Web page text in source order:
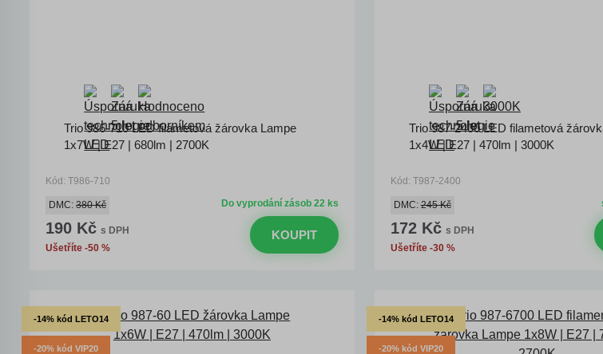
Trio 986-710 LED filametová žárovka Lampe
1x7W | E27 | 680lm | 2700K
Kód: T986-710
Do vyprodání zásob 22 ks
DMC: 380 Kč
190 Kč s DPH
Ušetříte -50 %
KOUPIT
Trio 987-2400 LED filametová
1x4W | E27 | 470lm | 3000K
Kód: T987-2400
DMC:245 Kč
172 Kč s DPH
Ušetříte -30 %
-14% kód LETO14
-20% kód VIP20
-14% kód LETO14
-20% kód VIP20